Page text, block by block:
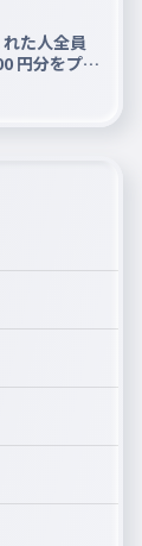
た人全員
円分をプレ